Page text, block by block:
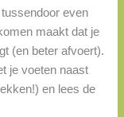
even
maakt dat je
(en beter afvoert).
je voeten naast
en lees de